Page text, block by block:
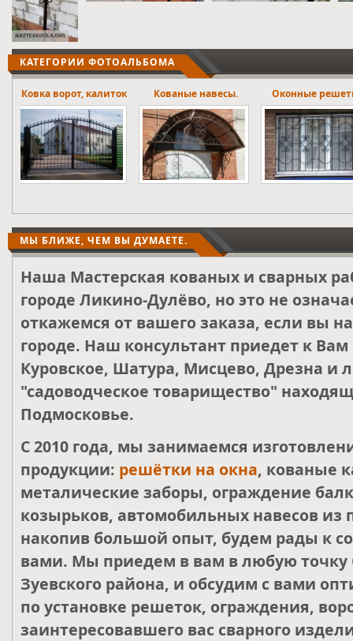
КАТЕГОРИИ ФОТОАЛЬБОМА
Кованые навесы. Оконные решетки
МЫ БЛИЖЕ, ЧЕМ ВЫ ДУМАЕТЕ.
Наша Мастерская кованых и сварных
городе Ликино-Дулёво, но это не
откажемся от вашего заказа, если вы
городе. Наш консультант приедет к
Куровское, Шатура, Мисцево, Дрезна и
"садоводческое товарищество"
Подмосковье.
С 2010 года, мы занимаемся
продукции: решётки на окна, кованые
металические заборы, ограждение
козырьков, автомобильных навесов из
накопив большой опыт, будем рады к
вами. Мы приедем в вам в любую точку
Зуевского района, и обсудим с вами
по установке решеток, ограждения,
заинтересовавшего вас сварного